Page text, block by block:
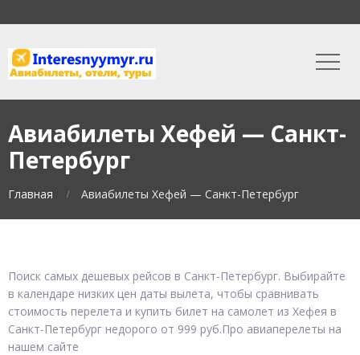
Авиабилеты Хефей — Санкт-
Петербург
Главная Авиабилеты Хефей — Санкт-Петербург
Поиск самых дешевых рейсов в Санкт-Петербург. Выбирайте
в календаре низких цен даты вылета, чтобы сравнивать
стоимость перелета и купить билет на самолет из Хефея в
Санкт-Петербург недорого от 999 руб.Про авиаперелеты на
нашем сайте